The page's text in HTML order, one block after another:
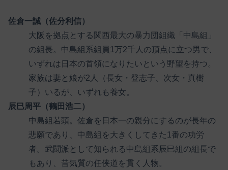
佐倉一誠（佐分利信）
大阪を拠点とする関西最大の暴力団組織「中島組」
の組長。中島組系組員1万2千人の頂点に立つ男で、
いずれは日本の首領になりたいという野望を持つ。
家族は妻と娘が2人（長女・登志子、次女・真樹
子）いるが、いずれも養女。
辰巳周平（鶴田浩二）
中島組若頭。佐倉を日本一の親分にするのが長年の
悲願であり、中島組を大きくしてきた1番の功労
者。武闘派として知られる中島組系辰巳組の組長で
もあり、昔気質の任侠道を貫く人物。